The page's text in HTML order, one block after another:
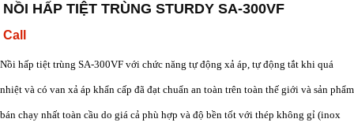
NỒI HẤP TIỆT TRÙNG STURDY SA-300VF
Call
Nồi hấp tiệt trùng SA-300VF với chức năng tự động xả áp, tự động tắt khi quá
nhiệt và có van xả áp khẩn cấp đã đạt chuẩn an toàn trên toàn thế giới và sản phẩm
bán chạy nhất toàn cầu do giá cả phù hợp và độ bền tốt với thép không gỉ (inox